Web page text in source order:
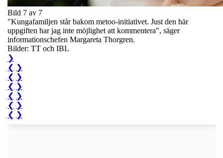
Bild 7 av 7
"Kungafamiljen står bakom metoo-initiativet. Just den här
uppgiften har jag inte möjlighet att kommentera", säger
informationschefen Margareta Thorgren.
Bilder: TT och IBL
❯
❮ ❯
❮ ❯
❮ ❯
❮ ❯
❮ ❯
❮ ❯